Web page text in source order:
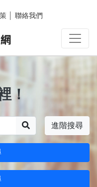
聯絡我們
！
進階搜尋